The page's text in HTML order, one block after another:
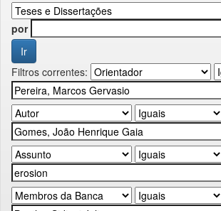
por
Filtros correntes: